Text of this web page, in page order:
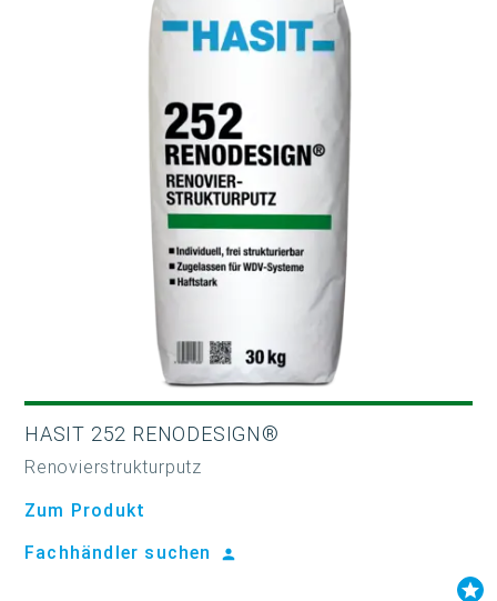
HASIT 252 RENODESIGN®
Renovierstrukturputz
Zum Produkt
Fachhändler suchen